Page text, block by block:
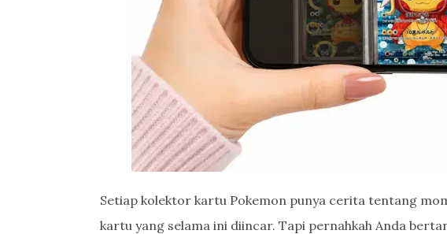
Setiap kolektor kartu Pokemon punya cerita tentang
kartu yang selama ini diincar. Tapi pernahkah Anda